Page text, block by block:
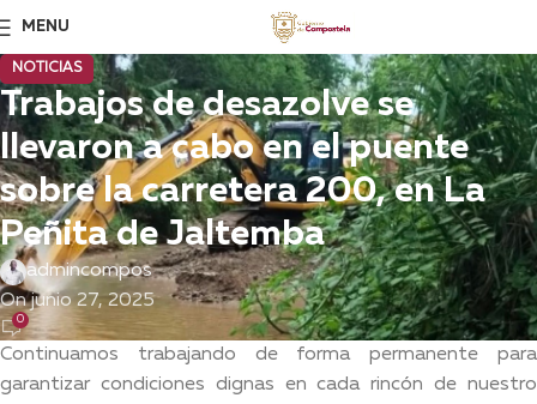
MENU
NOTICIAS
Trabajos de desazolve se
llevaron a cabo en el puente
sobre la carretera 200, en La
Peñita de Jaltemba
admincompos
On junio 27, 2025
0
Continuamos trabajando de forma permanente para
garantizar condiciones dignas en cada rincón de nuestro